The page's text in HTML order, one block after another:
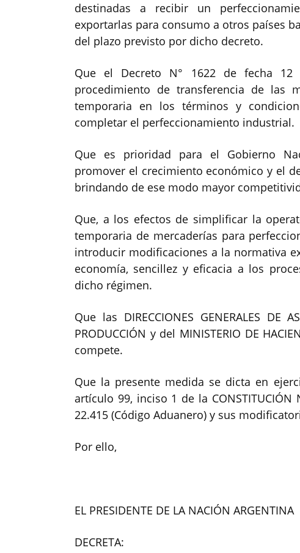
destinadas a recibir un
exportarlas para consumo a otros países
del plazo previsto por dicho decreto.
Que el Decreto N° 1622 de fecha
procedimiento de transferencia de las
temporaria en los términos y
completar el perfeccionamiento industrial.
Que es prioridad para el Gobierno
promover el crecimiento económico y el
brindando de ese modo mayor
Que, a los efectos de simplificar la
temporaria de mercaderías para
introducir modificaciones a la normativa
economía, sencillez y eficacia a los
dicho régimen.
Que las DIRECCIONES GENERALES DE
PRODUCCIÓN y del MINISTERIO DE
compete.
Que la presente medida se dicta en
artículo 99, inciso 1 de la
22.415 (Código Aduanero) y sus
Por ello,
EL PRESIDENTE DE LA NACIÓN ARGENTINA
DECRETA: